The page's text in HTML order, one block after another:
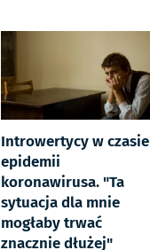
Introwertycy w czasie
epidemii
koronawirusa. "Ta
sytuacja dla mnie
mogłaby trwać
znacznie dłużej"